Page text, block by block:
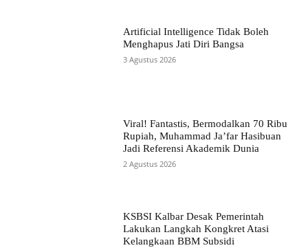
Artificial Intelligence Tidak Boleh
Menghapus Jati Diri Bangsa
3 Agustus 2026
Viral! Fantastis, Bermodalkan 70 Ribu
Rupiah, Muhammad Ja’far Hasibuan
Jadi Referensi Akademik Dunia
2 Agustus 2026
KSBSI Kalbar Desak Pemerintah
Lakukan Langkah Kongkret Atasi
Kelangkaan BBM Subsidi